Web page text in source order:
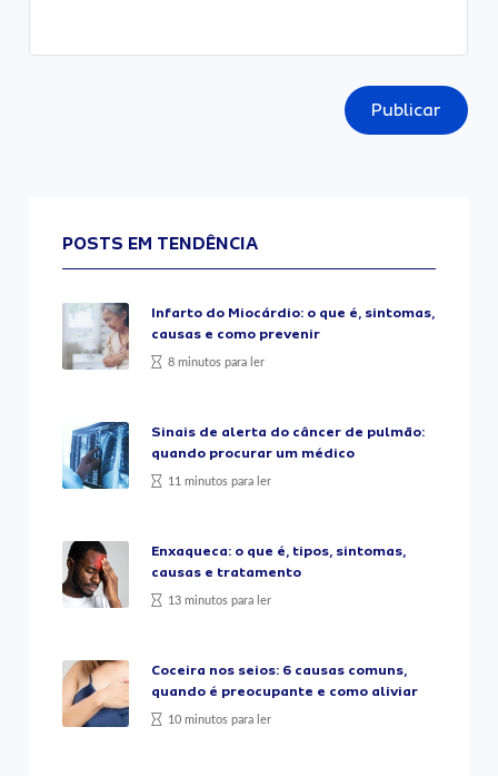
Publicar
POSTS EM TENDÊNCIA
Infarto do Miocárdio: o que é, sintomas,
causas e como prevenir
8 minutos para ler
Sinais de alerta do câncer de pulmão:
quando procurar um médico
11 minutos para ler
Enxaqueca: o que é, tipos, sintomas,
causas e tratamento
13 minutos para ler
Coceira nos seios: 6 causas comuns,
quando é preocupante e como aliviar
10 minutos para ler